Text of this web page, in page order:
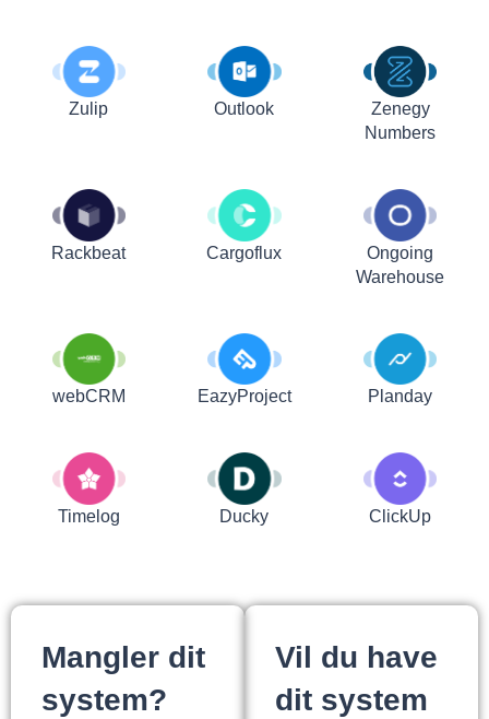
Zulip Outlook
Zenegy
Numbers
Rackbeat Cargoflux
Ongoing
Warehouse
webCRM EazyProject Planday
Timelog Ducky ClickUp
Mangler dit
system?
Vil du have
dit system